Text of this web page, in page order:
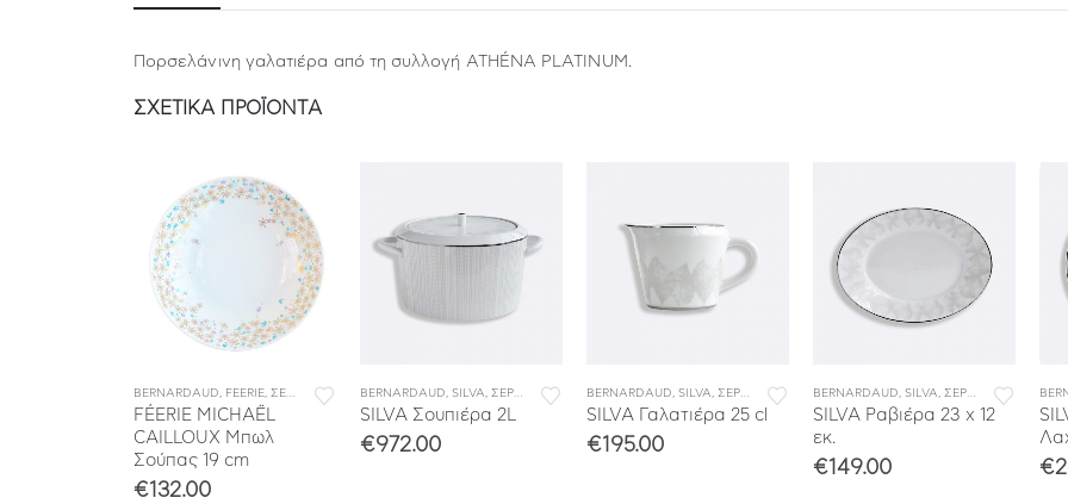
Πορσελάνινη γαλατιέρα από τη συλλογή ATHÉNA PLATINUM.
ΣΧΕΤΙΚΆ ΠΡΟΪΌΝΤΑ
, ΣΕΡΒΙΤΣΙΑ ΦΑΓΗΤΟΥ
BERNARDAUD FEERIE ΣΕΡΒΙΤΣΙΑ ΠΟΡΣΕΛΑΝΗΣ , ΣΕΡΒΙΤΣΙΑ ΦΑΓΗΤΟΥ
FÉERIE MICHAËL
CAILLOUX Μπωλ
Σούπας 19 cm
€132.00
BERNARDAUD SILVA ΣΕΡΒΙΤΣΙΑ ΠΟΡΣΕΛΑΝΗΣ ,ΣΕΡΒΙΤΣΙΑ ΦΑΓΗΤΟΥ
SILVA Σουπιέρα 2L
€972.00
BERNARDAUD SILVA ΣΕΡΒΙΤΣΙΑ ΠΟΡΣΕΛΑΝΗΣ ,ΣΕΡΒΙΤΣΙΑ ΦΑΓΗΤΟΥ
SILVA Γαλατιέρα 25 cl
€195.00
BERNARDAUD SILVA ΣΕΡΒΙΤΣΙΑ ΠΟΡΣΕΛΑΝΗΣ
SILVA Ραβιέρα 23 x 12
εκ.
€149.00 €